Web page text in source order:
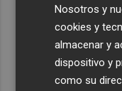
monitorizar el Mar
submarino
Una batea
incidente con un
Nosotros y
cookies y
almacenar y
dispositivo y
como su